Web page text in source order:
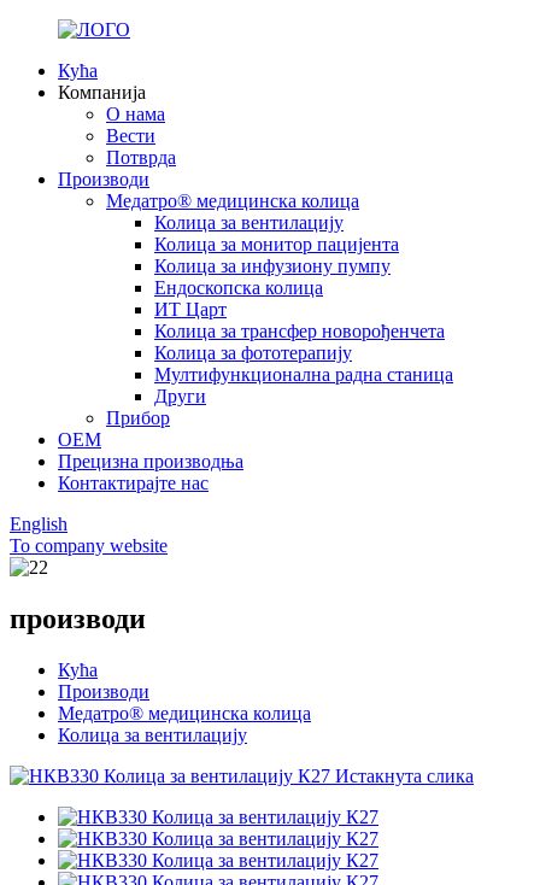
Кућа
Компанија
О нама
Вести
Потврда
Производи
Медатро® медицинска колица
Колица за вентилацију
Колица за монитор пацијента
Колица за инфузиону пумпу
Ендоскопска колица
ИТ Царт
Колица за трансфер новорођенчета
Колица за фототерапију
Мултифункционална радна станица
Други
Прибор
ОЕМ
Прецизна производња
Контактирајте нас
English
To company website
производи
Кућа
Производи
Медатро® медицинска колица
Колица за вентилацију